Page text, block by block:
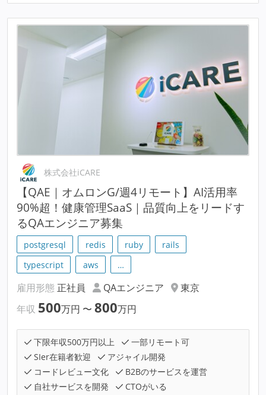
株式会社iCARE
【QAE｜オムロンG/週4リモート】AI活用率
90%超！健康管理SaaS｜品質向上をリードす
るQAエンジニア募集
postgresql redis ruby
rails
typescript
aws …
雇用形態 正社員 QAエンジニア
東京
年収 500万円 〜 800万円
下限年収500万円以上
一部リモート可
SIer在籍者歓迎
アジャイル開発
コードレビュー文化
B2Bのサービスを運営
自社サービスを開発
CTOがいる